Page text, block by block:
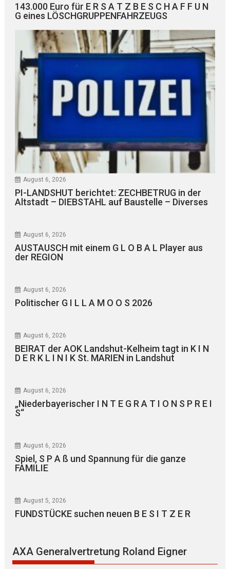
143.000 Euro für E R S A T Z B E S C H A F F U N
G eines LÖSCHGRUPPENFAHRZEUGS
August 6, 2026
PI-LANDSHUT berichtet: ZECHBETRUG in der
Altstadt – DIEBSTAHL auf Baustelle – Diverses
August 6, 2026
AUSTAUSCH mit einem G L O B A L Player aus
der REGION
August 6, 2026
Politischer G I L L A M O O S 2026
August 6, 2026
BEIRAT der AOK Landshut-Kelheim tagt in K I N
D E R K L I N I K St. MARIEN in Landshut
August 6, 2026
„Niederbayerischer I N T E G R A T I O N S P R E I
S“
August 6, 2026
Spiel, S P A ß und Spannung für die ganze
FAMILIE
August 5, 2026
FUNDSTÜCKE suchen neuen B E S I T Z E R
AXA Generalvertretung Roland Eigner